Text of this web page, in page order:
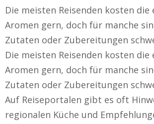
Die meisten Reisenden kosten die
Aromen gern, doch für manche
Zutaten oder Zubereitungen
Die meisten Reisenden kosten die
Aromen gern, doch für manche
Zutaten oder Zubereitungen
Auf Reiseportalen gibt es oft
regionalen Küche und